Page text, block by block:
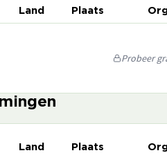
Land Plaats
Probeer
Land Plaats